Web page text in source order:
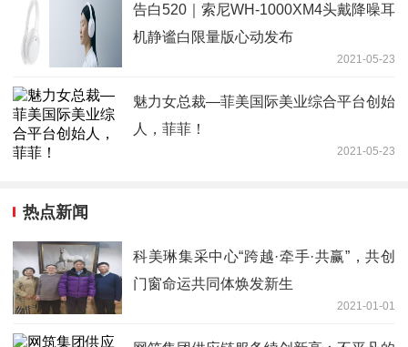
告白520｜索尼WH-1000XM4头戴降噪耳
机静谧白限量版心动发布
2021-05-23
魅力女总裁—菲美国际美业综合平台创始
人，菲菲！
2021-05-23
热点新闻
科美琳集采中心“跨越·牵手·共赢”，共创
门窗命运共同体焕发新生
2021-01-01